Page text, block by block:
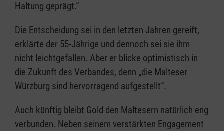
Haltung geprägt.“
Die Entscheidung sei in den letzten Jahren gereift,
erklärte der 55-Jährige und dennoch sei sie ihm
nicht leichtgefallen. Aber er blicke optimistisch in
die Zukunft des Verbandes, denn „die Malteser
Würzburg sind hervorragend aufgestellt“.
Auch künftig bleibt Gold den Maltesern natürlich eng
verbunden. Neben seinem verstärkten Engagement